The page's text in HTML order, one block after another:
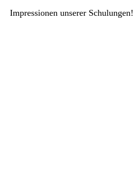
Impressionen unserer Schulungen!